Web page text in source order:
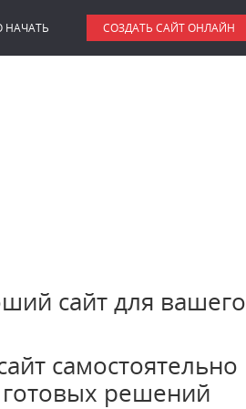
НАЧАТЬ СОЗДАТЬ САЙТ ОНЛАЙН
сайт для вашего
самостоятельно
решений